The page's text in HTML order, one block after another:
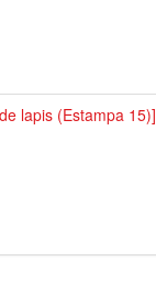
lapis (Estampa 15)]